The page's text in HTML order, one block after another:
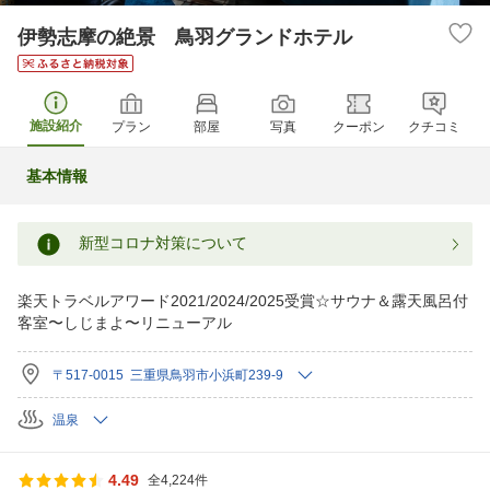
伊勢志摩の絶景 鳥羽グランドホテル
施設紹介 プラン 部屋 写真 クーポン クチコミ
基本情報
新型コロナ対策について
楽天トラベルアワード2021/2024/2025受賞☆サウナ＆露天風呂付
客室〜しじまよ〜リニューアル
〒517-0015 三重県鳥羽市小浜町239-9
温泉
4.49 全4,224件